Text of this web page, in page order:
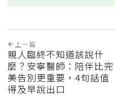
上一篇
親人臨終不知道該說什
麼？安寧醫師：陪伴比完
美告別更重要，4句話值
得及早說出口